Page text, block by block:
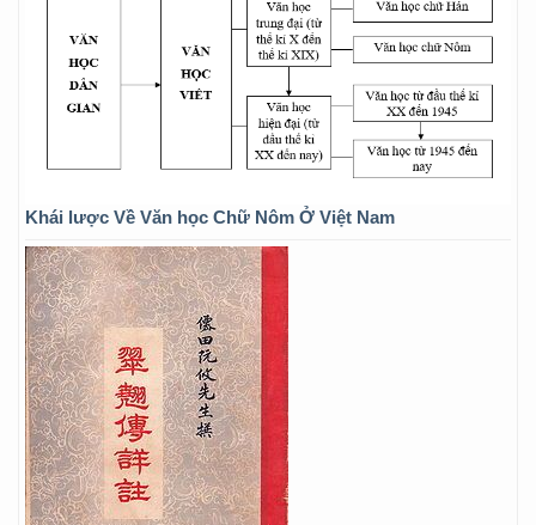
Khái lược Về Văn học Chữ Nôm Ở Việt Nam